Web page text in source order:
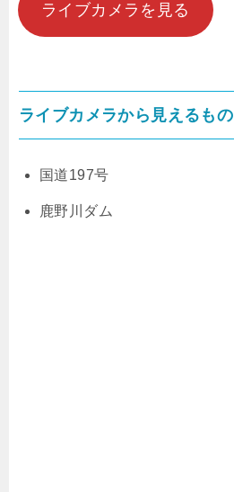
ライブカメラを見る
ライブカメラから見えるもの
国道197号
鹿野川ダム